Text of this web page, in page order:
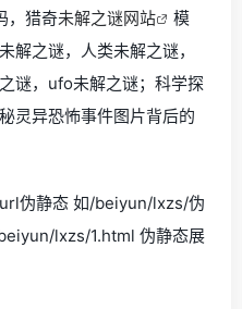
，猎奇未解之谜网站
模
解之谜，人类未解之谜，
谜，ufo未解之谜；科学探
灵异恐怖事件图片背后的
伪静态 如/beiyun/lxzs/伪
lxzs/1.html 伪静态展